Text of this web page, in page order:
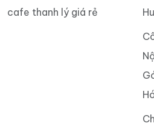
cafe thanh lý giá rẻ